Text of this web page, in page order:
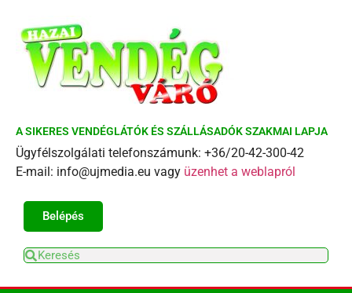
A SIKERES VENDÉGLÁTÓK ÉS SZÁLLÁSADÓK SZAKMAI LAPJA
Ügyfélszolgálati telefonszámunk: +36/20-42-300-42
E-mail: info@ujmedia.eu vagy üzenhet a weblapról
Belépés